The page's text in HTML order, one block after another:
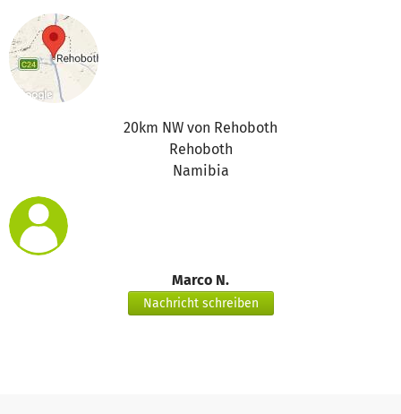
20km NW von Rehoboth
Rehoboth
Namibia
Marco N.
Nachricht schreiben